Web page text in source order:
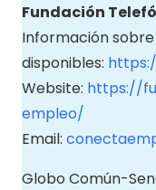
Fundación
Información
disponibles:
Website: https://
empleo/
Email:
Globo Común-